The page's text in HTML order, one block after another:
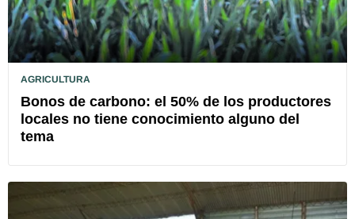
AGRICULTURA
Bonos de carbono: el 50% de los productores
locales no tiene conocimiento alguno del
tema